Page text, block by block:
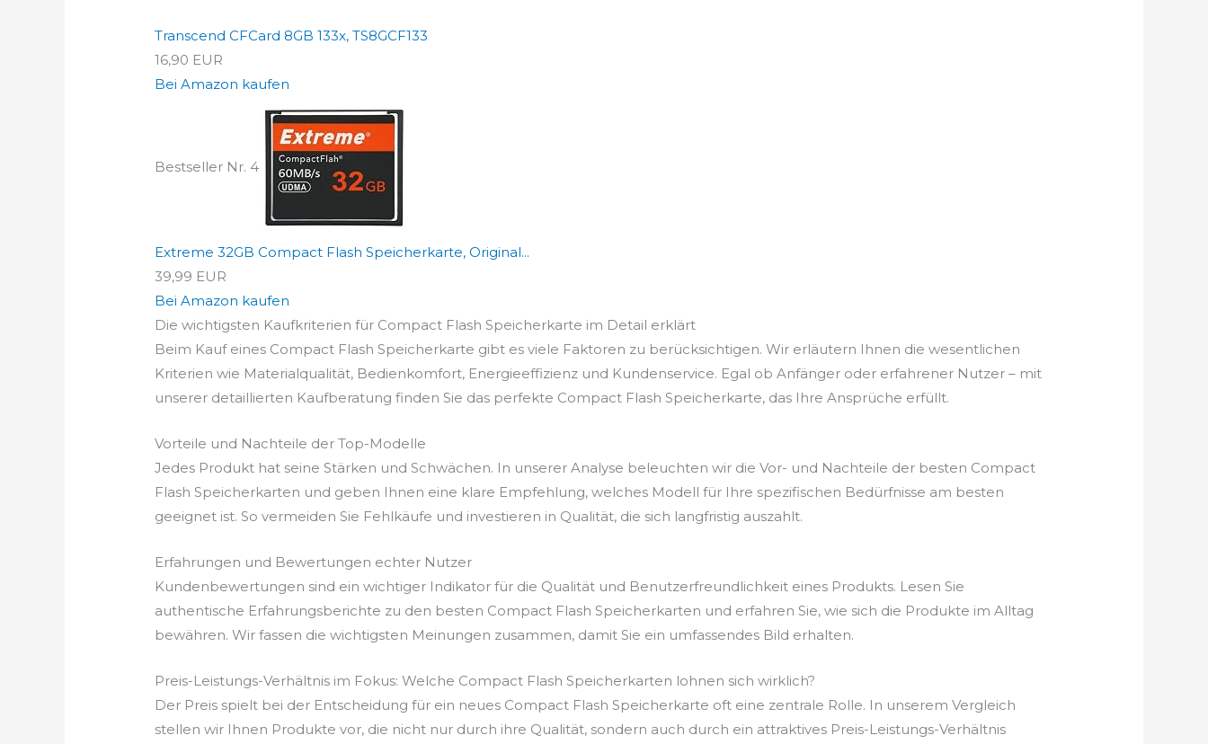
Transcend CFCard 8GB 133x, TS8GCF133
16,90 EUR
Bei Amazon kaufen
Bestseller Nr. 4
Extreme 32GB Compact Flash Speicherkarte, Original...
39,99 EUR
Bei Amazon kaufen
Die wichtigsten Kaufkriterien für Compact Flash Speicherkarte im Detail erklärt
Beim Kauf eines Compact Flash Speicherkarte gibt es viele Faktoren zu berücksichtigen. Wir erläutern Ihnen die wesentlichen
Kriterien wie Materialqualität, Bedienkomfort, Energieeffizienz und Kundenservice. Egal ob Anfänger oder erfahrener Nutzer – mit
unserer detaillierten Kaufberatung finden Sie das perfekte Compact Flash Speicherkarte, das Ihre Ansprüche erfüllt.
Vorteile und Nachteile der Top-Modelle
Jedes Produkt hat seine Stärken und Schwächen. In unserer Analyse beleuchten wir die Vor- und Nachteile der besten Compact
Flash Speicherkarten und geben Ihnen eine klare Empfehlung, welches Modell für Ihre spezifischen Bedürfnisse am besten
geeignet ist. So vermeiden Sie Fehlkäufe und investieren in Qualität, die sich langfristig auszahlt.
Erfahrungen und Bewertungen echter Nutzer
Kundenbewertungen sind ein wichtiger Indikator für die Qualität und Benutzerfreundlichkeit eines Produkts. Lesen Sie
authentische Erfahrungsberichte zu den besten Compact Flash Speicherkarten und erfahren Sie, wie sich die Produkte im Alltag
bewähren. Wir fassen die wichtigsten Meinungen zusammen, damit Sie ein umfassendes Bild erhalten.
Preis-Leistungs-Verhältnis im Fokus: Welche Compact Flash Speicherkarten lohnen sich wirklich?
Der Preis spielt bei der Entscheidung für ein neues Compact Flash Speicherkarte oft eine zentrale Rolle. In unserem Vergleich
stellen wir Ihnen Produkte vor, die nicht nur durch ihre Qualität, sondern auch durch ein attraktives Preis-Leistungs-Verhältnis